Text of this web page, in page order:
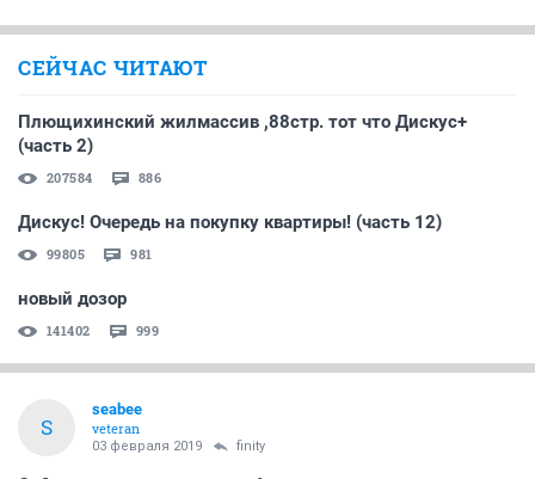
СЕЙЧАС ЧИТАЮТ
Плющихинский жилмассив ,88стр. тот что Дискус+
(часть 2)
207584 886
Дискус! Очередь на покупку квартиры! (часть 12)
99805 981
новый дозор
141402 999
S
seabee
veteran
03 февраля 2019 finity